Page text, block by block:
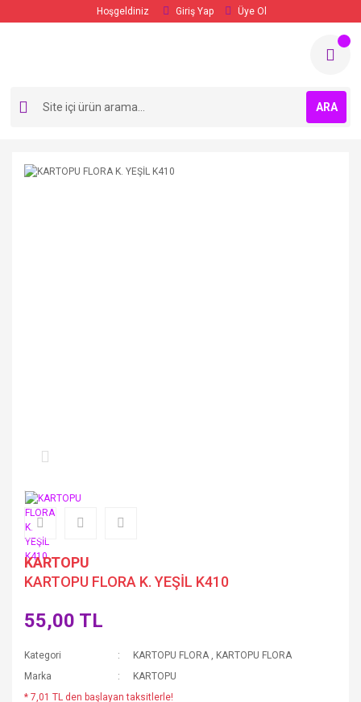
Hoşgeldiniz Giriş Yap Üye Ol
ARA
KARTOPU
KARTOPU FLORA K. YEŞİL K410
55,00 TL
Kategori KARTOPU FLORA , KARTOPU FLORA
Marka
KARTOPU
* 7,01 TL den başlayan taksitlerle!